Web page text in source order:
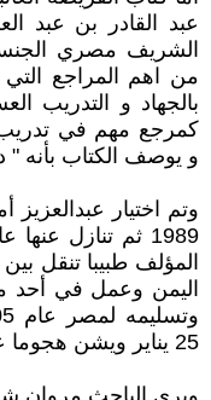
عبد القادر بن عبد
الشريف مصري
من اهم المراجع
بالجهاد و التدريب
كمرجع مهم في تدريب
و يوصف الكتاب بأنه "
وتم اختيار
المؤلف طبيبا تنقل
اليمن وعمل في أحد
25 يناير ويشن هجوما على تنظيم الدولة والقاعدة.